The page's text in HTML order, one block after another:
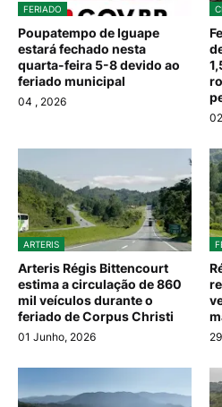
FERIADO
Poupatempo de Iguape
estará fechado nesta
quarta-feira 5-8 devido ao
feriado municipal
04 , 2026
ARTERIS
Arteris Régis Bittencourt
estima a circulação de 860
mil veículos durante o
feriado de Corpus Christi
01 Junho, 2026 29